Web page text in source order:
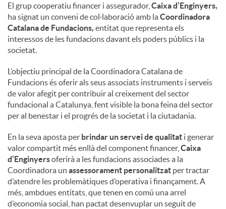
El grup cooperatiu financer i assegurador, Caixa d’Enginyers,
ha signat un conveni de col·laboració amb laCoordinadora
Catalana de Fundacions, entitat que representa els
interessos de les fundacions davant els poders públics i la
societat.
L’objectiu principal de la Coordinadora Catalana de
Fundacions és oferir als seus associats instruments i serveis
de valor afegit per contribuir al creixement del sector
fundacional a Catalunya, fent visible la bona feina del sector
per al benestar i el progrés de la societat i la ciutadania.
En la seva aposta per brindar un servei de qualitat i generar
valor compartit més enllà del component financer, Caixa
d’Enginyersoferirà a les fundacions associades a la
Coordinadora un assessorament personalitzat per tractar
d’atendre les problemàtiques d’operativa i finançament. A
més, ambdues entitats, que tenen en comú una arrel
d’economia social, han pactat desenvuplar un seguit de